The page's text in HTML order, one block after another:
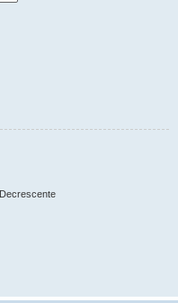
Decrescente